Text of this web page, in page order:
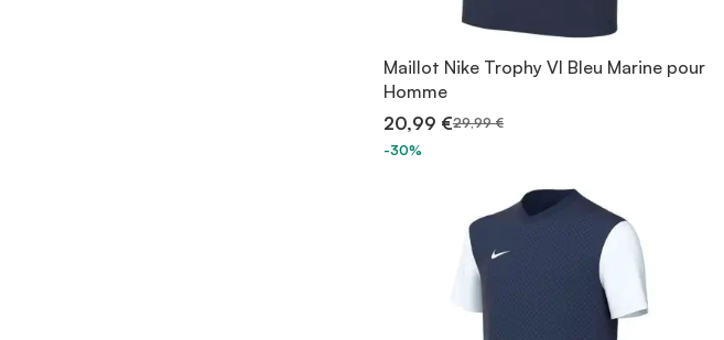
Maillot Nike Trophy VI Bleu Marine pour
Homme
20,99 €29,99 €
-30%